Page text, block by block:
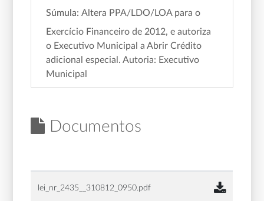
Súmula: Altera PPA/LDO/LOA para o
Exercício Financeiro de 2012, e autoriza
o Executivo Municipal a Abrir Crédito
adicional especial. Autoria: Executivo
Municipal
Documentos
lei_nr_2435__310812_0950.pdf